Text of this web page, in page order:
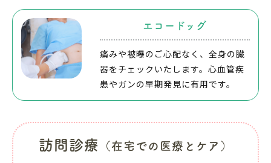
エコードッグ
痛みや被曝のご心配なく、全身の臓
器をチェックいたします。心血管疾
患やガンの早期発見に有用です。
訪問診療 （在宅での医療とケア）